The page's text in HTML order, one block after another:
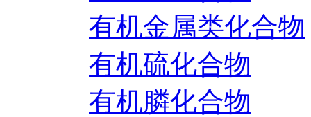
有机金属类化合物
有机硫化合物
有机膦化合物